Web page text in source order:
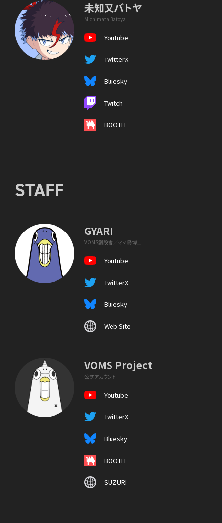
未知又バトヤ
Michimata Batoya
Youtube
TwitterX
Bluesky
Twitch
BOOTH
STAFF
GYARI
VOMS創設者／ママ鳥博士
Youtube
TwitterX
Bluesky
Web Site
VOMS Project
公式アカウント
Youtube
TwitterX
Bluesky
BOOTH
SUZURI